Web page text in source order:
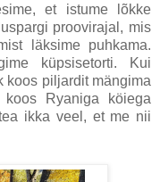
et istume lõkke
proovirajal, mis
läksime puhkama.
küpsisetorti. Kui
koos piljardit mängima
Ryaniga köiega
ikka veel, et me nii